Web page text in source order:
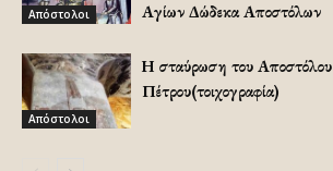
Απόστολοι
Αγίων Δώδεκα Αποστόλων
Απόστολοι
Η σταύρωση του Αποστόλου
Πέτρου(τοιχογραφία)